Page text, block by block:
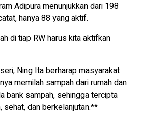
Adipura menunjukkan dari 198
hanya 88 yang aktif.
di tiap RW harus kita aktifkan
Ning Ita berharap masyarakat
memilah sampah dari rumah dan
bank sampah, sehingga tercipta
sehat, dan berkelanjutan.**